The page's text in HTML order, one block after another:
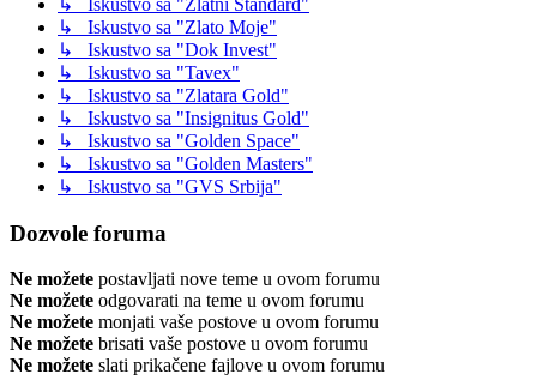
↳ Iskustvo sa "Zlato Moje"
↳ Iskustvo sa "Dok Invest"
↳ Iskustvo sa "Tavex"
↳ Iskustvo sa "Zlatara Gold"
↳ Iskustvo sa "Insignitus Gold"
↳ Iskustvo sa "Golden Space"
↳ Iskustvo sa "Golden Masters"
↳ Iskustvo sa "GVS Srbija"
Dozvole foruma
Ne možete postavljati nove teme u ovom forumu
Ne možete odgovarati na teme u ovom forumu
Ne možete monjati vaše postove u ovom forumu
Ne možete brisati vaše postove u ovom forumu
Ne možete slati prikačene fajlove u ovom forumu